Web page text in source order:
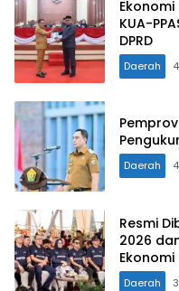
KUA-
DPRD
Daerah
Daerah
Resmi
2026
Keuangan
Daerah